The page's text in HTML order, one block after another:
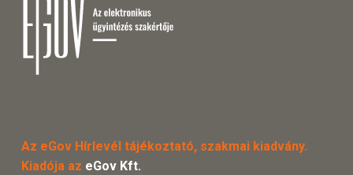
Az eGov Hírlevél tájékoztató, szakmai kiadvány.
Kiadója az eGov Kft.